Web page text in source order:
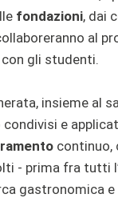
fondazioni, dai
al
gli studenti.
insieme al
condivisi e
- prima fra tutti
gastronomica